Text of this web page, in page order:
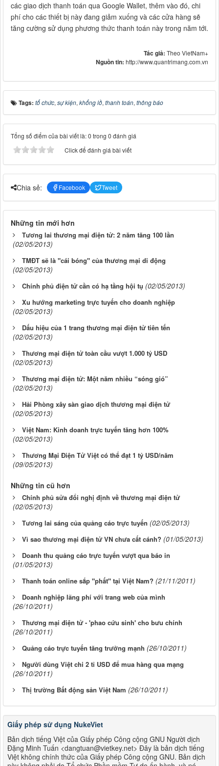
các giao dịch thanh toán qua Google Wallet, thêm vào đó, chi
phí cho các thiết bị này đang giảm xuống và các cửa hàng sẽ
tăng cường sử dụng phương thức thanh toán này trong năm tới.
Tác giả: Theo VietNam+
Nguồn tin: http://www.quantrimang.com.vn
Tags: tổ chức, sự kiện, khổng lồ, thanh toán, thông báo
Tổng số điểm của bài viết là: 0 trong 0 đánh giá
Click để đánh giá bài viết
Chia sẻ: Facebook Tweet
Những tin mới hơn
Tương lai thương mại điện tử: 2 năm tăng 100 lần
(02/05/2013)
TMĐT sẽ là "cái bóng" của thương mại di động
(02/05/2013)
Chính phủ điện tử cần có hạ tầng hội tụ (02/05/2013)
Xu hướng marketing trực tuyến cho doanh nghiệp
(02/05/2013)
Dấu hiệu của 1 trang thương mại điện tử tiên tến
(02/05/2013)
Thương mại điện tử toàn cầu vượt 1.000 tỷ USD
(02/05/2013)
Thương mại điện tử: Một năm nhiều “sóng gió”
(02/05/2013)
Hải Phòng xây sàn giao dịch thương mại điện tử
(02/05/2013)
Việt Nam: Kinh doanh trực tuyến tăng hơn 100%
(02/05/2013)
Thương Mại Điện Tử Việt có thể đạt 1 tỷ USD/năm
(09/05/2013)
Những tin cũ hơn
Chính phủ sửa đổi nghị định về thương mại điện tử
(02/05/2013)
Tương lai sáng của quảng cáo trực tuyến (02/05/2013)
Vì sao thương mại điện tử VN chưa cất cánh? (01/05/2013)
Doanh thu quảng cáo trực tuyến vượt qua báo in
(01/05/2013)
Thanh toán online sắp "phất" tại Việt Nam? (21/11/2011)
Doanh nghiệp lãng phí với trang web của mình
(26/10/2011)
Thương mại điện tử - 'phao cứu sinh' cho bưu chính
(26/10/2011)
Quảng cáo trực tuyến tăng trưởng mạnh (26/10/2011)
Người dùng Việt chi 2 tỉ USD để mua hàng qua mạng
(26/10/2011)
Thị trường Bất động sản Việt Nam (26/10/2011)
Giấy phép sử dụng NukeViet
Bản dịch tiếng Việt của Giấy phép Công cộng GNU Người dịch
Đặng Minh Tuấn <dangtuan@vietkey.net> Đây là bản dịch tiếng
Việt không chính thức của Giấy phép Công cộng GNU. Bản dịch